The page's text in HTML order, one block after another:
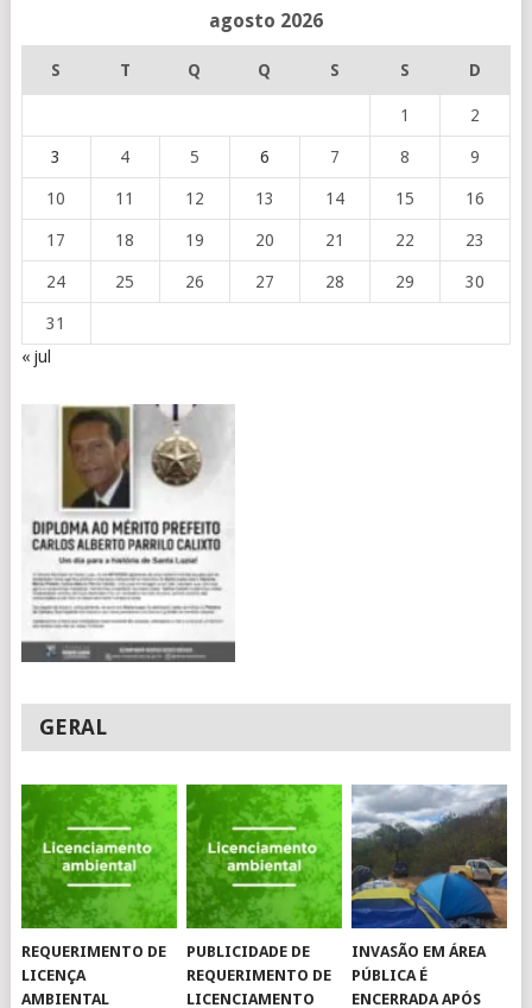
agosto 2026
S T Q Q S S D
1 2
3 4 5 6 7 8 9
10 11 12 13 14 15 16
17 18 19 20 21 22 23
24 25 26 27 28 29 30
31
« jul
GERAL
REQUERIMENTO DE
LICENÇA
AMBIENTAL
PUBLICIDADE DE
REQUERIMENTO DE
LICENCIAMENTO
INVASÃO EM ÁREA
PÚBLICA É
ENCERRADA APÓS